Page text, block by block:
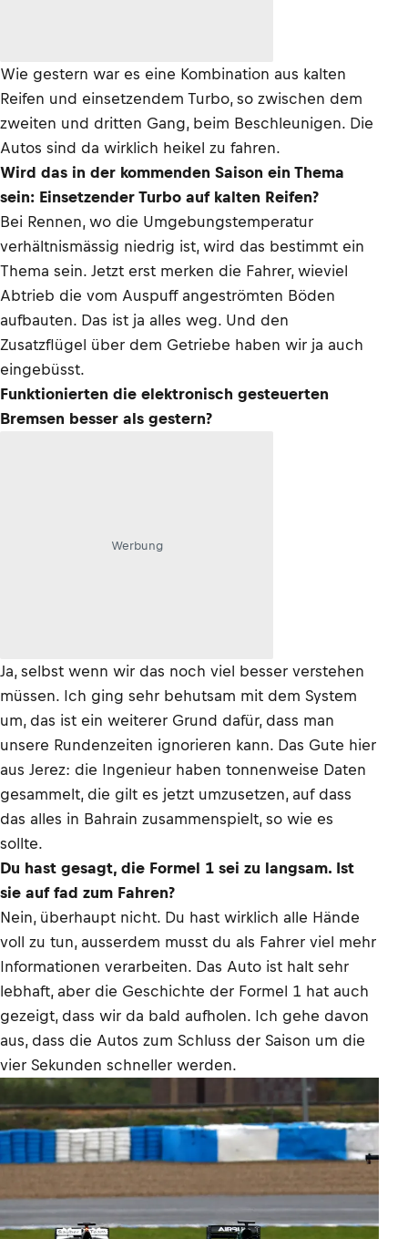
Wie gestern war es eine Kombination aus kalten
Reifen und einsetzendem Turbo, so zwischen dem
zweiten und dritten Gang, beim Beschleunigen. Die
Autos sind da wirklich heikel zu fahren.
Wird das in der kommenden Saison ein Thema
sein: Einsetzender Turbo auf kalten Reifen?
Bei Rennen, wo die Umgebungstemperatur
verhältnismässig niedrig ist, wird das bestimmt ein
Thema sein. Jetzt erst merken die Fahrer, wieviel
Abtrieb die vom Auspuff angeströmten Böden
aufbauten. Das ist ja alles weg. Und den
Zusatzflügel über dem Getriebe haben wir ja auch
eingebüsst.
Funktionierten die elektronisch gesteuerten
Bremsen besser als gestern?
Werbung
Ja, selbst wenn wir das noch viel besser verstehen
müssen. Ich ging sehr behutsam mit dem System
um, das ist ein weiterer Grund dafür, dass man
unsere Rundenzeiten ignorieren kann. Das Gute hier
aus Jerez: die Ingenieur haben tonnenweise Daten
gesammelt, die gilt es jetzt umzusetzen, auf dass
das alles in Bahrain zusammenspielt, so wie es
sollte.
Du hast gesagt, die Formel 1 sei zu langsam. Ist
sie auf fad zum Fahren?
Nein, überhaupt nicht. Du hast wirklich alle Hände
voll zu tun, ausserdem musst du als Fahrer viel mehr
Informationen verarbeiten. Das Auto ist halt sehr
lebhaft, aber die Geschichte der Formel 1 hat auch
gezeigt, dass wir da bald aufholen. Ich gehe davon
aus, dass die Autos zum Schluss der Saison um die
vier Sekunden schneller werden.